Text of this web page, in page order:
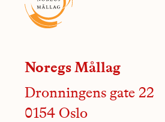
Noregs Mållag
Dronningens gate 22
0154 Oslo